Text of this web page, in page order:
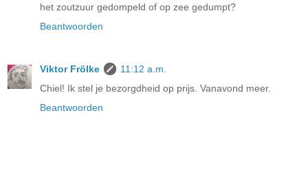
het zoutzuur gedompeld of op zee gedumpt?
Beantwoorden
Viktor Frölke
11:12 a.m.
Chiel! Ik stel je bezorgdheid op prijs. Vanavond meer.
Beantwoorden